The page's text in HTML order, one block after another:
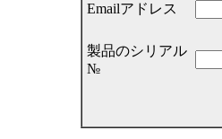
Emailアドレス
製品のシリアル
№